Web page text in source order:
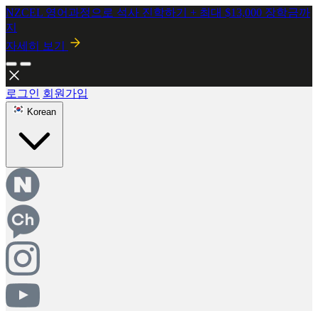
2026년 8월 시행! 뉴질랜드 SMC 개정안 안내
자세히보기
로그인
Korean